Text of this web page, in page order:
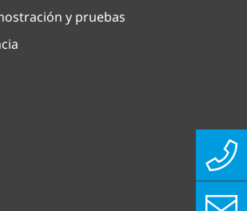
y pruebas